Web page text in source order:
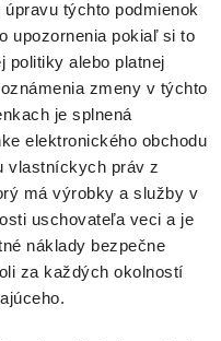
týchto podmienok
upozornenia pokiaľ si to
politiky alebo platnej
zmeny v týchto
je splnená
elektronického obchodu
vlastníckych práv z
má výrobky a služby v
uschovateľa veci a je
náklady bezpečne
za každých okolností